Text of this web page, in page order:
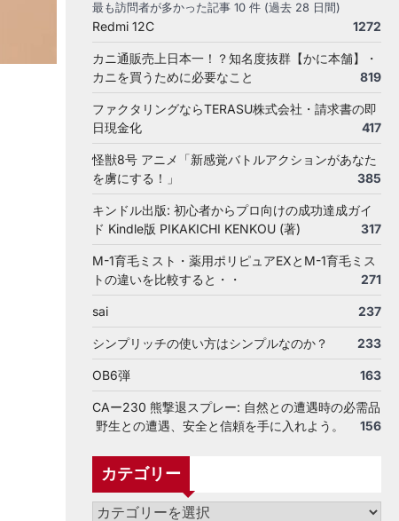
最も訪問者が多かった記事 10 件 (過去 28 日間)
Redmi 12C 1272
カニ通販売上日本一！？知名度抜群【かに本舗】・
カニを買うために必要なこと
819
ファクタリングならTERASU株式会社・請求書の即
日現金化
417
怪獣8号 アニメ「新感覚バトルアクションがあなた
を虜にする！」
385
キンドル出版: 初心者からプロ向けの成功達成ガイ
ド Kindle版 PIKAKICHI KENKOU (著)
317
M-1育毛ミスト・薬用ポリピュアEXとM-1育毛ミス
トの違いを比較すると・・
271
sai 237
シンプリッチの使い方はシンプルなのか？ 233
OB6弾 163
CAー230 熊撃退スプレー: 自然との遭遇時の必需品
野生との遭遇、安全と信頼を手に入れよう。
156
カテゴリー
カ